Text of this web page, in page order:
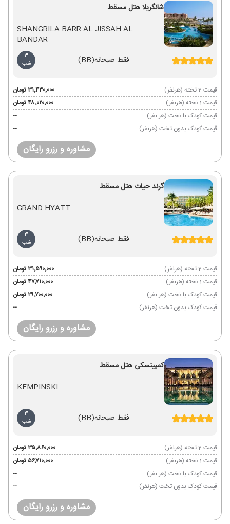
شانگریلا هتل مسقط
SHANGRILA BARR AL JISSAH AL
BANDAR
فقط صبحانه(BB)
3
شب
قیمت 2 تخته (هرنفر)
۳۱٬۴۳۰٬۰۰۰ تومان
قیمت 1 تخته (هرنفر)
۴۸٬۰۲۰٬۰۰۰ تومان
قیمت کودک با تخت (هر نفر)
--
قیمت کودک بدون تخت (هرنفر)
--
مشاوره و رزرو رایگان
گرند حیات هتل مسقط
GRAND HYATT
فقط صبحانه(BB)
3
شب
قیمت 2 تخته (هرنفر)
۳۱٬۵۹۰٬۰۰۰ تومان
قیمت 1 تخته (هرنفر)
۴۷٬۷۱۰٬۰۰۰ تومان
قیمت کودک با تخت (هر نفر)
۲۹٬۷۰۰٬۰۰۰ تومان
قیمت کودک بدون تخت (هرنفر)
--
مشاوره و رزرو رایگان
کمپینسکی هتل مسقط
KEMPINSKI
فقط صبحانه(BB)
3
شب
قیمت 2 تخته (هرنفر)
۳۵٬۸۶۰٬۰۰۰ تومان
قیمت 1 تخته (هرنفر)
۵۶٬۷۱۰٬۰۰۰ تومان
قیمت کودک با تخت (هر نفر)
--
قیمت کودک بدون تخت (هرنفر)
--
مشاوره و رزرو رایگان